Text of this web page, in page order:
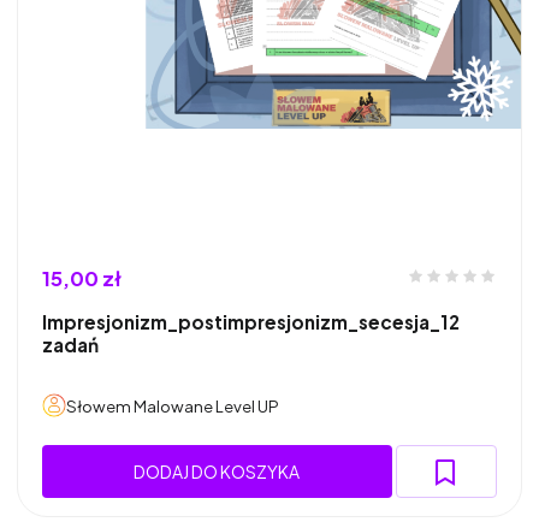
15,00 zł
Impresjonizm_postimpresjonizm_secesja_12
zadań
Słowem Malowane Level UP
DODAJ DO KOSZYKA